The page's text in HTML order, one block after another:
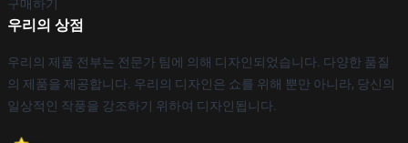
구매하기
우리의 상점
우리의 제품 전부는 전문가 팀에 의해 디자인되었습니다. 다양한 품질
의 제품을 제공합니다. 우리의 디자인은 쇼를 위해 뿐만 아니라, 당신의
일상적인 작풍을 강조하기 위하여 디자인됩니다.